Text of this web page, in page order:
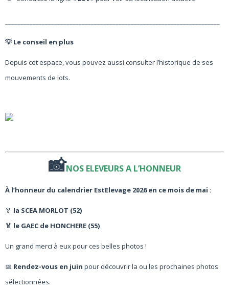
💡Le conseil en plus
Depuis cet espace, vous pouvez aussi consulter l’historique de ses
mouvements de lots.
📸NOS ELEVEURS A L’HONNEUR
À l’honneur du calendrier EstElevage 2026 en ce mois de mai :
🏅 la SCEA MORLOT (52)
🏅 le GAEC de HONCHERE (55)
Un grand merci à eux pour ces belles photos !
📅 Rendez-vous en juin pour découvrir la ou les prochaines photos
sélectionnées.